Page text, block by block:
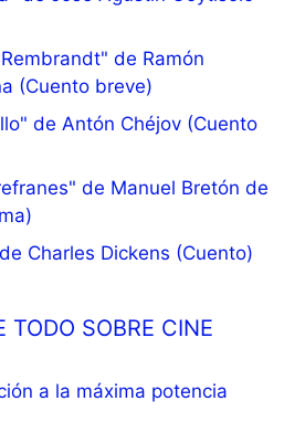
de Ramón
(Cuento breve)
de Antón Chéjov (Cuento
de Manuel Bretón de
Charles Dickens (Cuento)
TODO SOBRE CINE
a la máxima potencia